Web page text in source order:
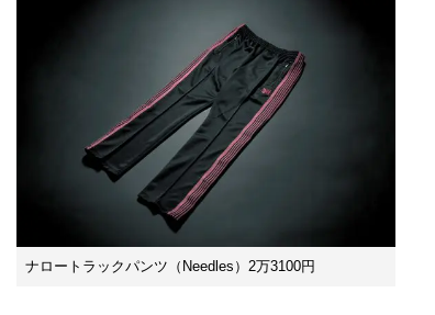
ナロートラックパンツ（Needles）2万3100円